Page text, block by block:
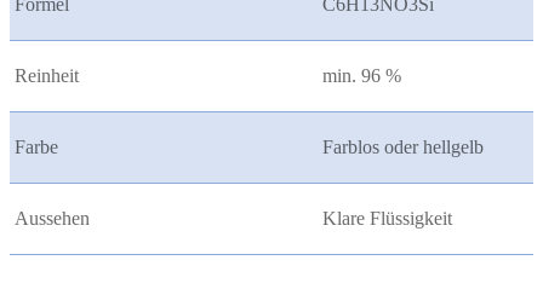
Formel C6H13NO3Si
Reinheit min. 96 %
Farbe Farblos oder hellgelb
Aussehen Klare Flüssigkeit